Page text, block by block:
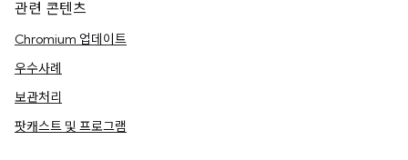
관련 콘텐츠
Chromium 업데이트
우수사례
보관처리
팟캐스트 및 프로그램